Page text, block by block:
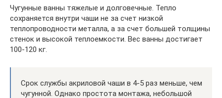
Чугунные ванны тяжелые и долговечные. Тепло
сохраняется внутри чаши не за счет низкой
теплопроводности металла, а за счет большей толщины
стенок и высокой теплоемкости. Вес ванны достигает
100-120 кг.
Срок службы акриловой чаши в 4-5 раз меньше, чем
чугунной. Однако простота монтажа, небольшой